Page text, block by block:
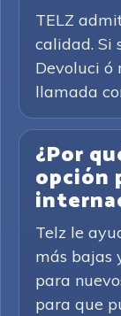
TELZ
calidad. Si
Devoluci ó
llamada
¿Por
opción
Telz le
más bajas
para
para que